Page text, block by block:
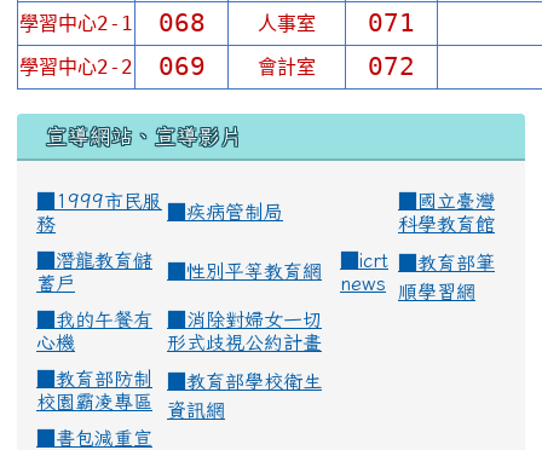
學習中心2-1 068 人事室 071
學習中心2-2 069 會計室 072
宣導網站、宣導影片
■1999市民服
務
疾病管制局
國立臺灣
科學教育館
潛龍教育儲
蓄戶
性別平等教育網
icrt
news
教育部筆
順學習網
我的午餐有
心機
消除對婦女一切
形式歧視公約計畫
教育部防制
校園霸凌專區
教育部學校衛生
資訊網
書包減重宣